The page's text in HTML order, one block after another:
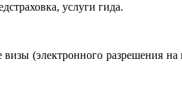
услуги гида.
(электронного разрешения на